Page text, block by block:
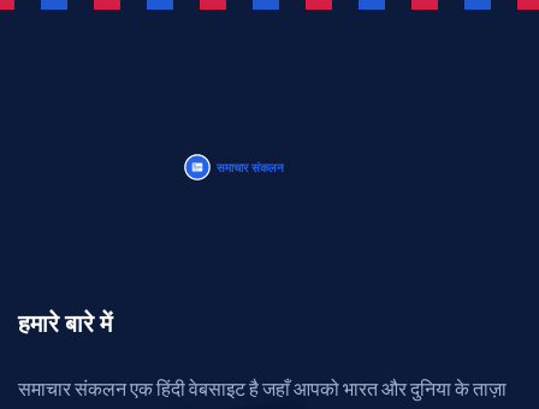
हमारे बारे में
समाचार संकलन एक हिंदी वेबसाइट है जहाँ आपको भारत और दुनिया के ताज़ा